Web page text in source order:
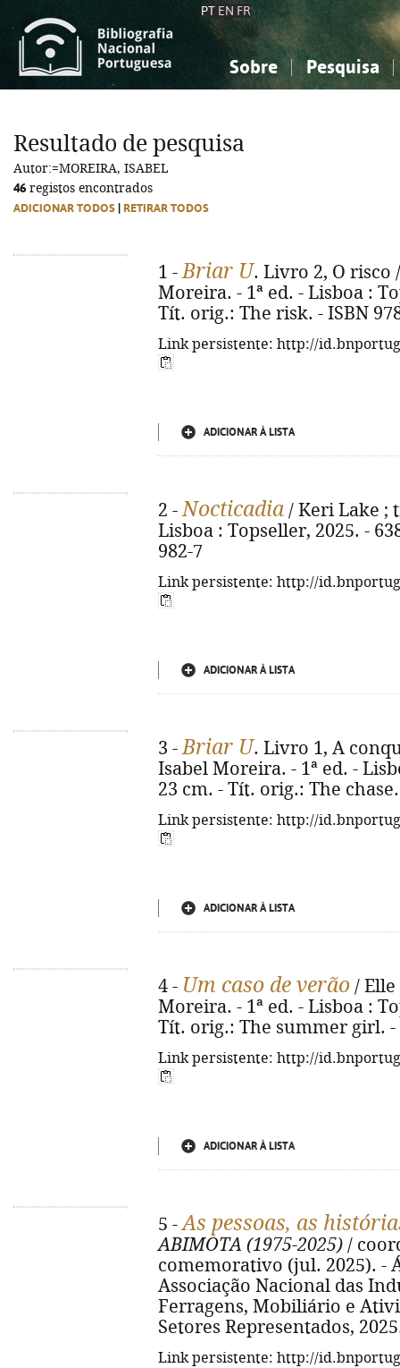
PT EN FR
Sobre Pesquisa
Ciências sociais...
Ciências sociais...
Resultado de pesquisa
Autor:=MOREIRA, ISABEL
46 registos encontrados
ADICIONAR TODOS RETIRAR TODOS
1 -Briar U. Livro 2, O risco
Moreira. - 1ª ed. - Lisboa :
Tít. orig.: The risk. - ISBN
Link persistente: http://
ADICIONAR À LISTA
2 -Nocticadia / Keri Lake ;
Lisboa : Topseller, 2025. -
982-7
Link persistente: http://
ADICIONAR À LISTA
3 -Briar U. Livro 1, A
Isabel Moreira. - 1ª ed. -
23 cm. - Tít. orig.: The
Link persistente: http://
ADICIONAR À LISTA
4 - Um caso de verão /
Moreira. - 1ª ed. - Lisboa :
Tít. orig.: The summer girl. -
Link persistente: http://
ADICIONAR À LISTA
5 -As pessoas, as
ABIMOTA (1975-2025) /
comemorativo (jul. 2025). -
Associação Nacional das
Ferragens, Mobiliário e
Setores Representados,
Link persistente: http://